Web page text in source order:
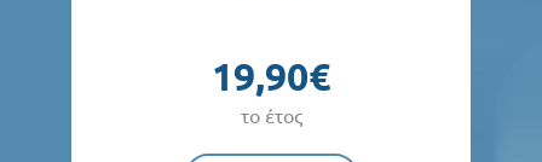
19,90€
το έτος